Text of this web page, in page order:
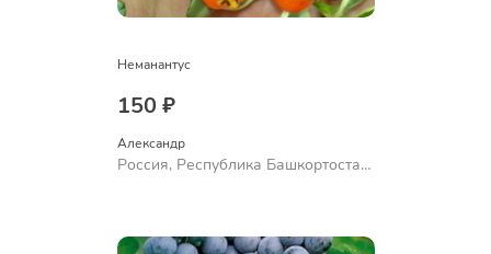
Неманантус
150 ₽
Александр
Россия, Республика Башкортостан,